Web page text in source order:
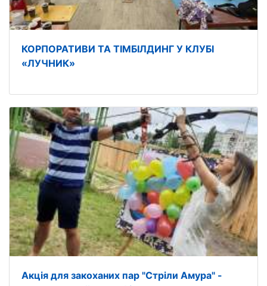
КОРПОРАТИВИ ТА ТІМБІЛДИНГ У КЛУБІ
«ЛУЧНИК»
Акція для закоханих пар "Стріли Амура" -